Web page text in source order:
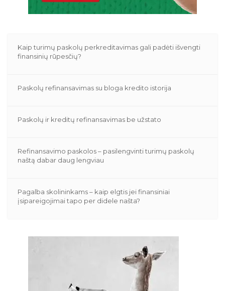
Kaip turimų paskolų perkreditavimas gali padėti išvengti
finansinių rūpesčių?
Paskolų refinansavimas su bloga kredito istorija
Paskolų ir kreditų refinansavimas be užstato
Refinansavimo paskolos – pasilengvinti turimų paskolų
naštą dabar daug lengviau
Pagalba skolininkams – kaip elgtis jei finansiniai
įsipareigojimai tapo per didele našta?